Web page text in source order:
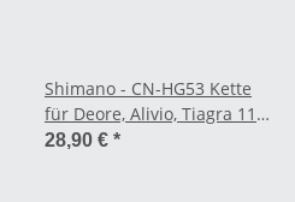
Shimano - CN-HG53 Kette
für Deore, Alivio, Tiagra 114
Glieder - 9-fach
28,90 € *